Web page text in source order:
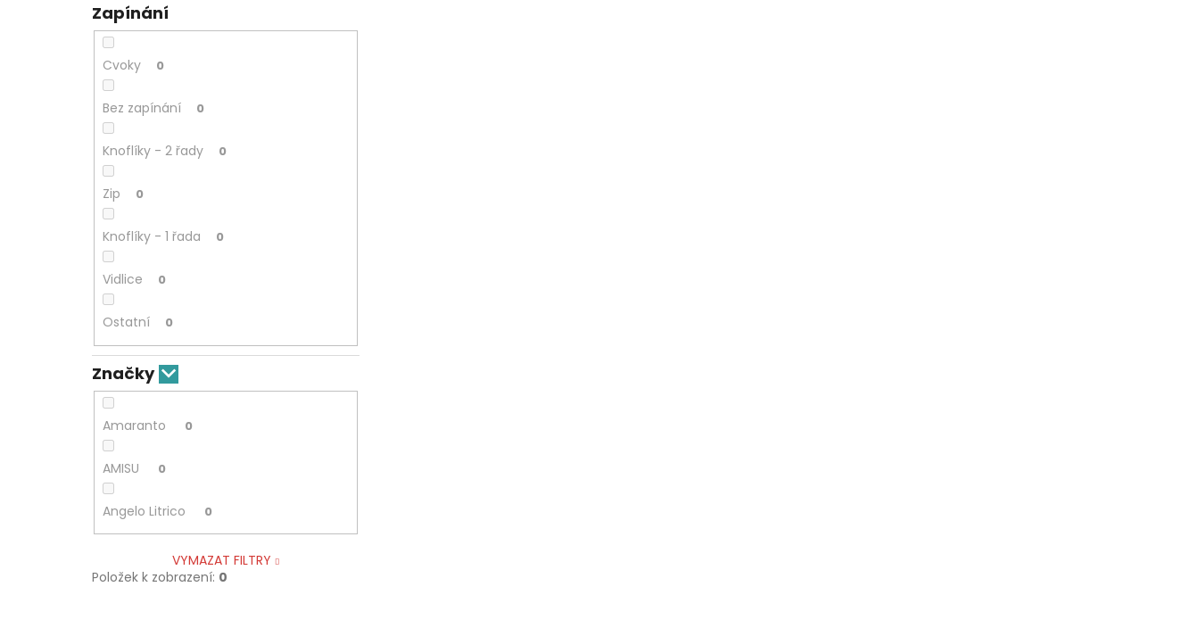
Zapínání
Cvoky 0
Bez zapínání 0
Knoflíky - 2 řady 0
Zip 0
Knoflíky - 1 řada 0
Vidlice 0
Ostatní 0
Značky
Amaranto 0
AMISU 0
Angelo Litrico 0
VYMAZAT FILTRY
Položek k zobrazení: 0